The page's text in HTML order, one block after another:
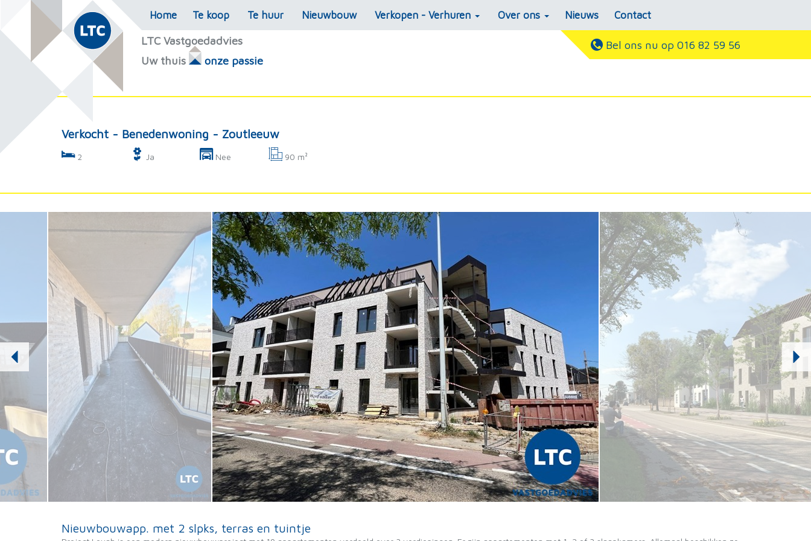
Home Te koop Te huur Nieuwbouw Verkopen - Verhuren Over ons Nieuws Contact
LTC Vastgoedadvies
Uw thuis
onze passie
Bel ons nu op 016 82 59 56
Verkocht - Benedenwoning - Zoutleeuw
2 Ja Nee 90 m²
Nieuwbouwapp. met 2 slpks, terras en tuintje